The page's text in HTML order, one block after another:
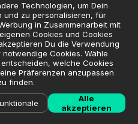
von Cookies
/ Allergene
Technologien, um Dein
und zu personalisieren, für
in Zusammenarbeit mit
Cookies und Cookies
Du die Verwendung
Cookies. Wähle
entscheiden, welche Cookies
Präferenzen anzupassen
finden.
Alle
akzeptieren